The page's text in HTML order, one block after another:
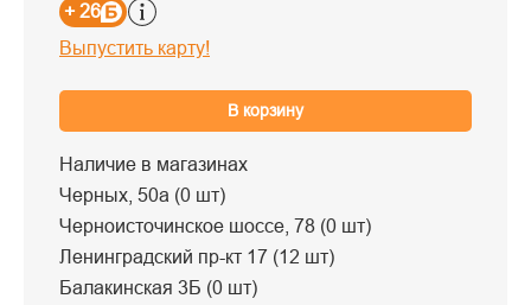
+ 26
Выпустить карту!
В корзину
Наличие в магазинах
Черных, 50а (0 шт)
Черноисточинское шоссе, 78 (0 шт)
Ленинградский пр-кт 17 (12 шт)
Балакинская 3Б (0 шт)